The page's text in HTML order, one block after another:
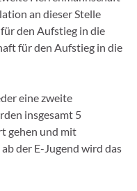
an dieser Stelle
den Aufstieg in die
für den Aufstieg in die
eine zweite
insgesamt 5
gehen und mit
der E-Jugend wird das